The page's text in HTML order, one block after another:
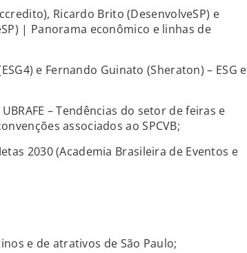
Ricardo Brito (DesenvolveSP) e
| Panorama econômico e linhas de
e Fernando Guinato (Sheraton) – ESG e
– Tendências do setor de feiras e
associados ao SPCVB;
2030 (Academia Brasileira de Eventos e
e de atrativos de São Paulo;